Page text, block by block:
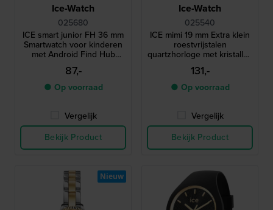
Ice-Watch
025680
ICE smart junior FH 36 mm
Smartwatch voor kinderen
met Android Find Hub
geolocatie functionaliteit
87,-
● Op voorraad
Vergelijk
Bekijk Product
Ice-Watch
025540
ICE mimi 19 mm Extra klein
roestvrijstalen
quartzhorloge met kristallen
indexen
131,-
● Op voorraad
Vergelijk
Bekijk Product
Nieuw